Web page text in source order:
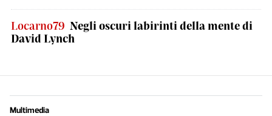
Locarno79 Negli oscuri labirinti della mente di
David Lynch
Multimedia